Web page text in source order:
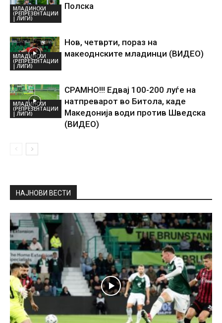
МЛАДИНСКИ
(РЕПРЕЗЕНТАЦИИ
| ЛИГИ)
Полска
МЛАДИНСКИ
(РЕПРЕЗЕНТАЦИИ
| ЛИГИ)
Нов, четврти, пораз на
макеоднските младинци (ВИДЕО)
МЛАДИНСКИ
(РЕПРЕЗЕНТАЦИИ
| ЛИГИ)
СРАМНО!!! Едвај 100-200 луѓе на
натпреварот во Битола, каде
Македонија води против Шведска
(ВИДЕО)
НАЈНОВИ ВЕСТИ